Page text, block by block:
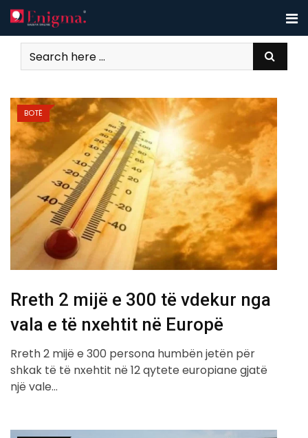
Skip
to
content
BOTË
Rreth 2 mijë e 300 të vdekur nga
vala e të nxehtit në Europë
Rreth 2 mijë e 300 persona humbën jetën për
shkak të të nxehtit në 12 qytete europiane gjatë
një vale…